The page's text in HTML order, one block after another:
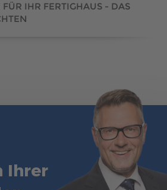
IHR FERTIGHAUS - DAS
Ihrer